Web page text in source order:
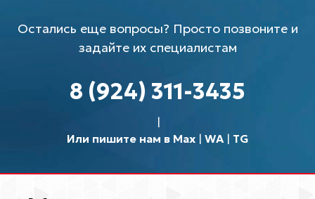
Остались еще вопросы? Просто позвоните и
задайте их специалистам
8 (924) 311-3435
Или пишите нам в Max| WA| TG